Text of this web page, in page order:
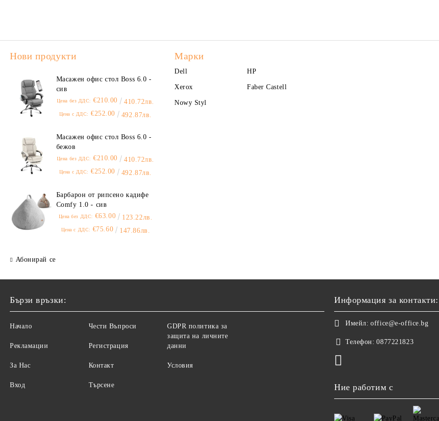
Нови продукти
Масажен офис стол Boss 6.0 -
сив
Цена без ДДС: €210.00 410.72лв.
Цена с ДДС: €252.00 492.87лв.
Масажен офис стол Boss 6.0 -
бежов
Цена без ДДС: €210.00 410.72лв.
Цена с ДДС: €252.00 492.87лв.
Барбарон от рипсено кадифе
Comfy 1.0 - сив
Цена без ДДС: €63.00 123.22лв.
Цена с ДДС: €75.60 147.86лв.
Абонирай се
Марки
Dell HP
Xerox Faber Castell
Nowy Styl
Бързи връзки:
Начало
Рекламации
За Нас
Вход
Чести Въпроси
Регистрация
Контакт
Търсене
GDPR политика за
защита на личните
данни
Условия
Информация за контакти:
Имейл: office@e-office.bg
Телефон: 0877221823
Ние работим с